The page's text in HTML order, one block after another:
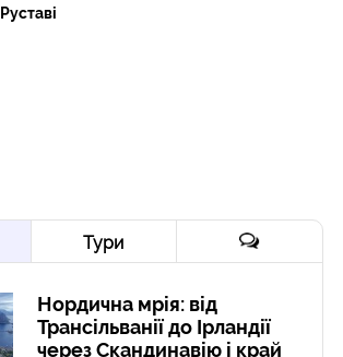
Руставі
Тури
Нордична мрія: від
Трансільванії до Ірландії
через Скандинавію і край